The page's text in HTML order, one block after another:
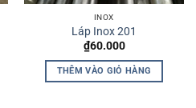
INOX
Láp Inox 201
₫60.000
THÊM VÀO GIỎ HÀNG